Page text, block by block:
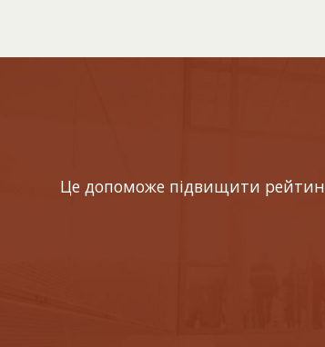
Це допоможе підвищити рейтинг